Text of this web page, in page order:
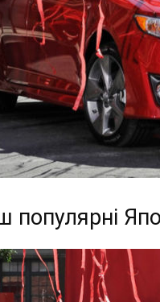
популярні